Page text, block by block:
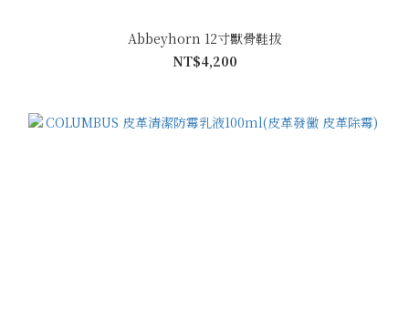
Abbeyhorn 12寸獸骨鞋拔
NT$4,200